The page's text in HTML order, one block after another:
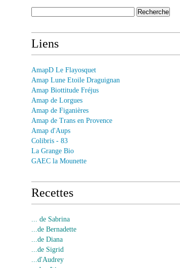
Liens
AmapD Le Flayosquet
Amap Lune Etoile Draguignan
Amap Biottitude Fréjus
Amap de Lorgues
Amap de Figanières
Amap de Trans en Provence
Amap d'Aups
Colibris - 83
La Grange Bio
GAEC la Mounette
Recettes
... de Sabrina
...de Bernadette
...de Diana
...de Sigrid
...d'Audrey